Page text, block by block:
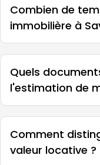
Combien de
immobilière à
Quels
l'estimation de
Comment
valeur locative ?